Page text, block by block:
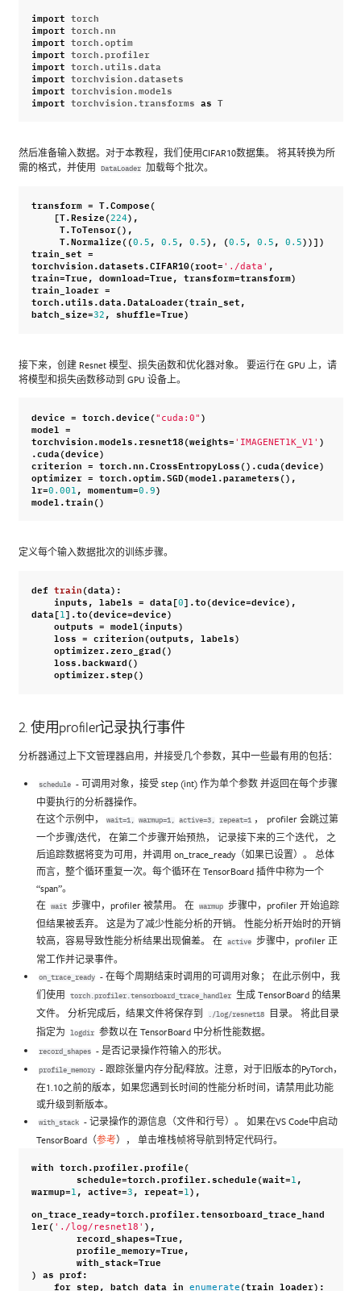
import torch
import torch.nn
import torch.optim
import torch.profiler
import torch.utils.data
import torchvision.datasets
import torchvision.models
import torchvision.transforms as T
然后准备输入数据。对于本教程，我们使用CIFAR10数据集。 将其转换为所
需的格式，并使用
DataLoader 加载每个批次。
transform = T.Compose(
[T.Resize(224),
T.ToTensor(),
T.Normalize((0.5 , 0.5 , 0.5), (0.5 , 0.5 , 0.5))])
train_set =
torchvision.datasets.CIFAR10(root= './data' ,
train=True, download=True, transform=transform)
train_loader =
torch.utils.data.DataLoader(train_set,
batch_size=32 , shuffle=True)
接下来，创建 Resnet 模型、损失函数和优化器对象。 要运行在 GPU 上，请
将模型和损失函数移动到 GPU 设备上。
device = torch.device("cuda:0" )
model =
torchvision.models.resnet18(weights= 'IMAGENET1K_V1' )
.cuda(device)
criterion = torch.nn.CrossEntropyLoss() .cuda(device)
optimizer = torch.optim.SGD(model .parameters(),
lr=0.001 , momentum=0.9)
model .train()
定义每个输入数据批次的训练步骤。
def train(data):
inputs, labels = data[0] .to(device=device),
data[1 ] .to(device=device)
outputs = model (inputs)
loss = criterion(outputs, labels)
optimizer.zero_grad()
loss.backward()
optimizer.step()
2. 使用profiler记录执行事件
分析器通过上下文管理器启用，并接受几个参数，其中一些最有用的包括：
schedule
- 可调用对象，接受 step (int) 作为单个参数 并返回在每个步骤
中要执行的分析器操作。
在这个示例中，
wait=1, warmup=1, active=3, repeat=1
， profiler 会跳过第
一个步骤/迭代， 在第二个步骤开始预热， 记录接下来的三个迭代， 之
后追踪数据将变为可用，并调用 on_trace_ready（如果已设置）。 总体
而言，整个循环重复一次。每个循环在 TensorBoard 插件中称为一个
“span”。
在
wait 步骤中，profiler 被禁用。 在 warmup
步骤中，profiler 开始追踪
但结果被丢弃。 这是为了减少性能分析的开销。 性能分析开始时的开销
较高，容易导致性能分析结果出现偏差。 在
active
步骤中，profiler 正
常工作并记录事件。
on_trace_ready
- 在每个周期结束时调用的可调用对象； 在此示例中，我
们使用
torch.profiler.tensorboard_trace_handler
生成 TensorBoard 的结果
文件。 分析完成后，结果文件将保存到
./log/resnet18
目录。 将此目录
指定为
logdir 参数以在 TensorBoard 中分析性能数据。
record_shapes - 是否记录操作符输入的形状。
profile_memory
- 跟踪张量内存分配/释放。注意，对于旧版本的PyTorch，
在1.10之前的版本，如果您遇到长时间的性能分析时间，请禁用此功能
或升级到新版本。
with_stack
- 记录操作的源信息（文件和行号）。 如果在VS Code中启动
TensorBoard（参考）， 单击堆栈帧将导航到特定代码行。
with torch.profiler.profile(
schedule=torch.profiler.schedule(wait=1 ,
warmup=1 , active=3 , repeat=1 ),
on_trace_ready=torch.profiler.tensorboard_trace_hand
ler( './log/resnet18' ),
record_shapes=True,
profile_memory=True,
with_stack=True
) as prof:
for step, batch_data in enumerate (train_loader):